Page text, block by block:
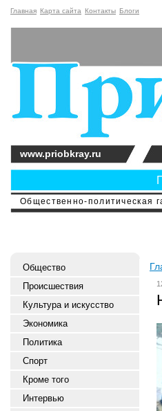
Главная Карта сайта Контакты Блоги
Общественно-политическая
www.priobkray.ru
Общество
Происшествия
Культура и искусство
Экономика
Политика
Спорт
Кроме того
Интервью